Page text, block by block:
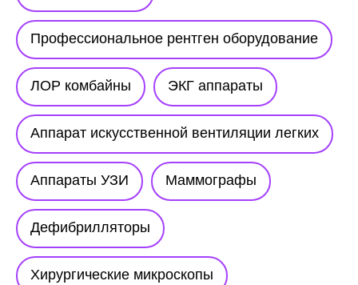
Профессиональное рентген оборудование
ЛОР комбайны ЭКГ аппараты
Аппарат искусственной вентиляции легких
Аппараты УЗИ Маммографы
Дефибрилляторы
Хирургические микроскопы